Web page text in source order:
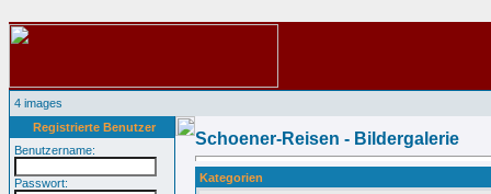
4 images
Registrierte Benutzer
Benutzername:
Passwort:
Schoener-Reisen - Bildergalerie
Kategorien